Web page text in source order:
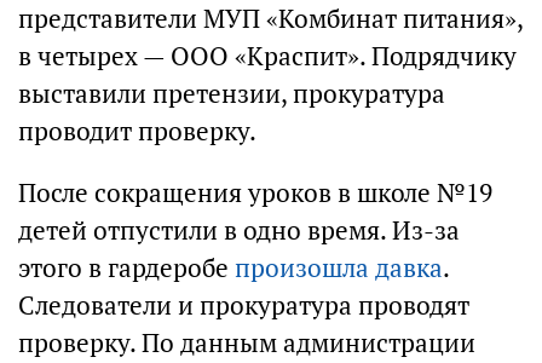
представители МУП «Комбинат питания»,
в четырех — ООО «Краспит». Подрядчику
выставили претензии, прокуратура
проводит проверку.
После сокращения уроков в школе №19
детей отпустили в одно время. Из-за
этого в гардеробе произошла давка.
Следователи и прокуратура проводят
проверку. По данным администрации